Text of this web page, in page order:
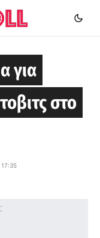
για
στο